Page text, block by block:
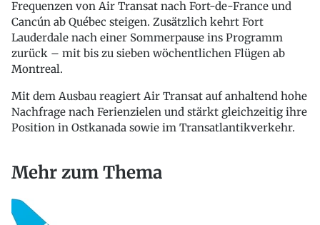
Frequenzen von Air Transat nach Fort-de-France und
Cancún ab Québec steigen. Zusätzlich kehrt Fort
Lauderdale nach einer Sommerpause ins Programm
zurück – mit bis zu sieben wöchentlichen Flügen ab
Montreal.
Mit dem Ausbau reagiert Air Transat auf anhaltend hohe
Nachfrage nach Ferienzielen und stärkt gleichzeitig ihre
Position in Ostkanada sowie im Transatlantikverkehr.
Mehr zum Thema